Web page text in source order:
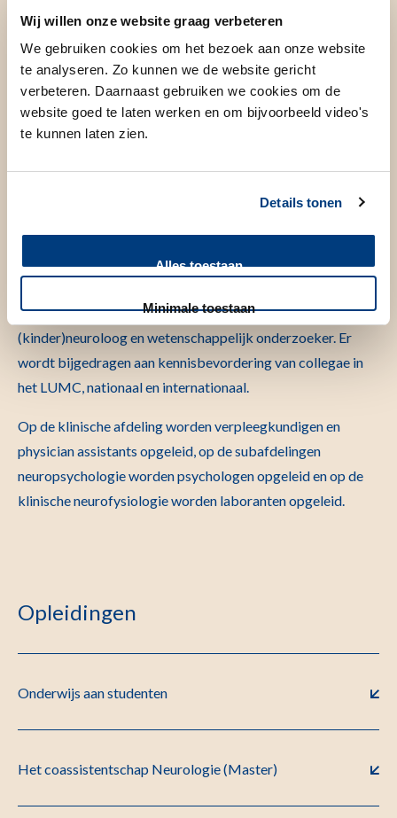
Wij willen onze website graag verbeteren
We gebruiken cookies om het bezoek aan onze website
te analyseren. Zo kunnen we de website gericht
verbeteren. Daarnaast gebruiken we cookies om de
website goed te laten werken en om bijvoorbeeld video's
te kunnen laten zien.
Details tonen
Alles toestaan
Minimale toestaan
Toon 13 meer
De afdeling neurologie draagt bij aan de opleidingen
technologie. Daarnaast worden artsen opgeleid tot
(kinder)neuroloog en wetenschappelijk onderzoeker. Er
wordt bijgedragen aan kennisbevordering van collegae in
het LUMC, nationaal en internationaal.
Op de klinische afdeling worden verpleegkundigen en
physician assistants opgeleid, op de subafdelingen
neuropsychologie worden psychologen opgeleid en op de
klinische neurofysiologie worden laboranten opgeleid.
Opleidingen
Onderwijs aan studenten
Het coassistentschap Neurologie (Master)